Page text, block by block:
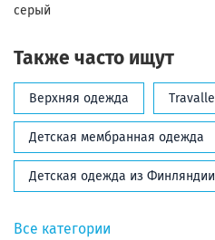
серый
Также часто ищут
Верхняя одежда Travalle
Детская мембранная одежда
Детская одежда из Финляндии
Все категории